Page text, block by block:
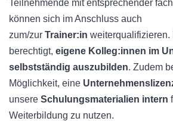
Teilnehmende mit entsprechender
können sich im Anschluss auch
zum/zur Trainer:in weiterqualifizieren.
berechtigt, eigene Kolleg:innen im
selbstständig auszubilden. Zudem
Möglichkeit, eine
unsere Schulungsmaterialien intern
Weiterbildung zu nutzen.